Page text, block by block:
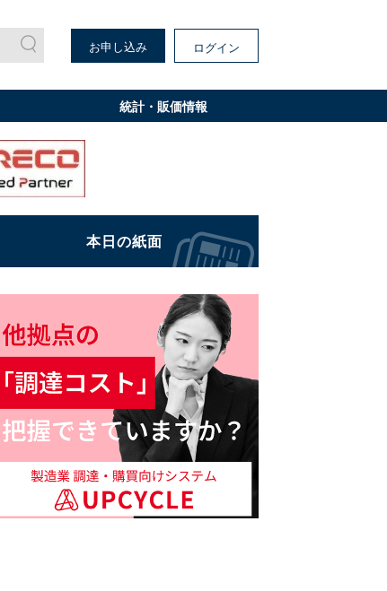
お申し込み ログイン
統計・販価情報